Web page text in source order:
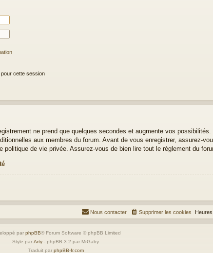
cette session
ne prend que quelques secondes et augmente vos possibilités.
aux membres du forum. Avant de vous enregistrer, assurez-
de vie privée. Assurez-vous de bien lire tout le règlement du
Supprimer les cookies
Nous contacter
par phpBB® Forum Software © phpBB Limited
Style par Arty - phpBB 3.2 par MrGaby
Traduit par phpBB-fr.com